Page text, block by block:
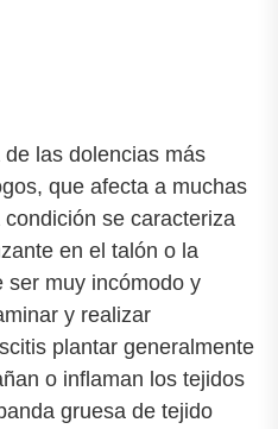
las dolencias más
que afecta a muchas
se caracteriza
en el talón o la
ser muy incómodo y
y realizar
plantar generalmente
o inflaman los tejidos
gruesa de tejido